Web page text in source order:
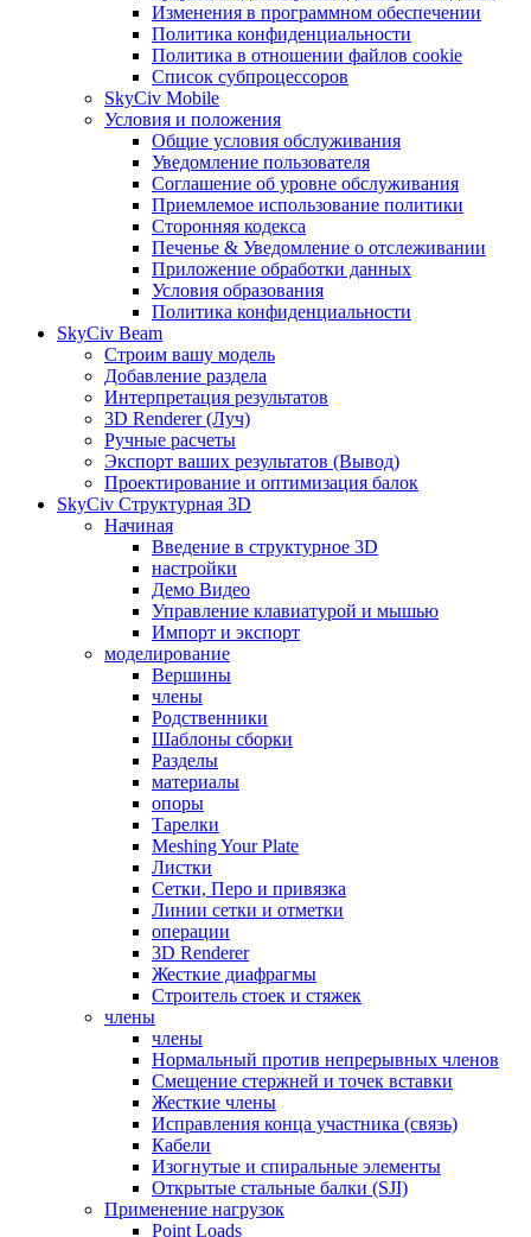
Изменения в программном обеспечении
Политика конфиденциальности
Политика в отношении файлов cookie
Список субпроцессоров
SkyCiv Mobile
Условия и положения
Общие условия обслуживания
Уведомление пользователя
Соглашение об уровне обслуживания
Приемлемое использование политики
Сторонняя кодекса
Печенье & Уведомление о отслеживании
Приложение обработки данных
Условия образования
Политика конфиденциальности
SkyCiv Beam
Строим вашу модель
Добавление раздела
Интерпретация результатов
3D Renderer (Луч)
Ручные расчеты
Экспорт ваших результатов (Вывод)
Проектирование и оптимизация балок
SkyCiv Структурная 3D
Начиная
Введение в структурное 3D
настройки
Демо Видео
Управление клавиатурой и мышью
Импорт и экспорт
моделирование
Вершины
члены
Родственники
Шаблоны сборки
Разделы
материалы
опоры
Тарелки
Meshing Your Plate
Листки
Сетки, Перо и привязка
Линии сетки и отметки
операции
3D Renderer
Жесткие диафрагмы
Строитель стоек и стяжек
члены
члены
Нормальный против непрерывных членов
Смещение стержней и точек вставки
Жесткие члены
Исправления конца участника (связь)
Кабели
Изогнутые и спиральные элементы
Открытые стальные балки (SJI)
Применение нагрузок
Point Loads